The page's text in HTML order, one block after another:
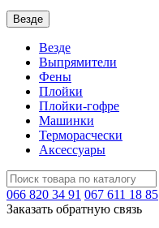
Везде
Везде
Выпрямители
Фены
Плойки
Плойки-гофре
Машинки
Терморасчески
Аксессуары
066 820 34 91 067 611 18 85
Заказать обратную связь